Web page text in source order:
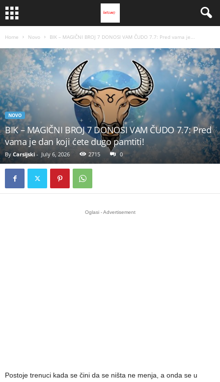
Home Novo BIK – MAGIČNI BROJ 7 DONOSI VAM ČUDO 7.7: Pred vama je...
NOVO
BIK – MAGIČNI BROJ 7 DONOSI VAM ČUDO 7.7: Pred
vama je dan koji ćete dugo pamtiti!
By Carsijski - July 6, 2026 2715 0
Oglasi - Advertisement
Postoje trenuci kada se čini da se ništa ne menja, a onda se u